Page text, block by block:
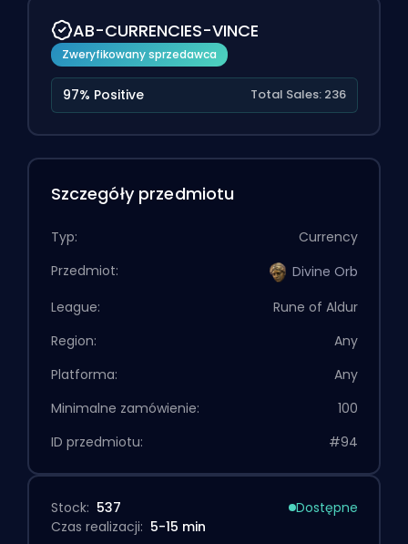
AB-CURRENCIES-VINCE
Zweryfikowany sprzedawca
97% Positive Total Sales: 236
Szczegóły przedmiotu
Typ:
Currency
Przedmiot:
Divine Orb
League:
Rune of Aldur
Region:
Any
Platforma:
Any
Minimalne zamówienie:
100
ID przedmiotu:
#94
Stock: 537
Dostępne
Czas realizacji: 5-15 min